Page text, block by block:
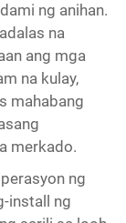
ng anihan.
na
ang mga
na kulay,
mahabang
merkado.
ng
install ng